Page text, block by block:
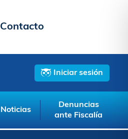
Contacto
Iniciar sesión
Noticias
Denuncias
ante Fiscalía